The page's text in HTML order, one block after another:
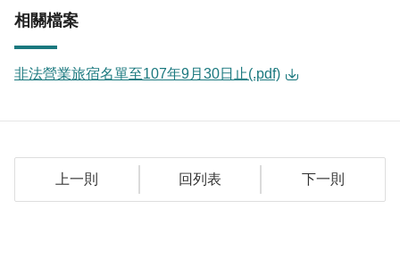
相關檔案
非法營業旅宿名單至107年9月30日止(.pdf)
上一則 回列表 下一則